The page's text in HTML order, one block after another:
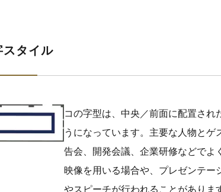
スタイル
コの字型は、中央／前面に配置さ
うになっています。主要な人物と
告会、開発会議、企業研修などでよ
映像を用いる場合や、プレゼンテ
やスピーチが行われることがありま